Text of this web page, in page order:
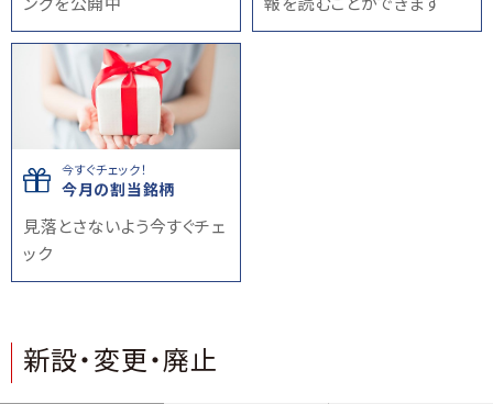
ングを公開中
報を読むことができます
今すぐチェック！
今月の割当銘柄
見落とさないよう今すぐチェ
ック
新設・変更・廃止